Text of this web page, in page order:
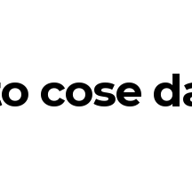
cose